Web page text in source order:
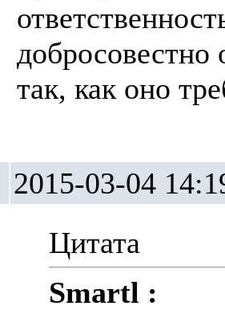
добросовестно
так, как оно
2015-03-04
Цитата
Smartl :